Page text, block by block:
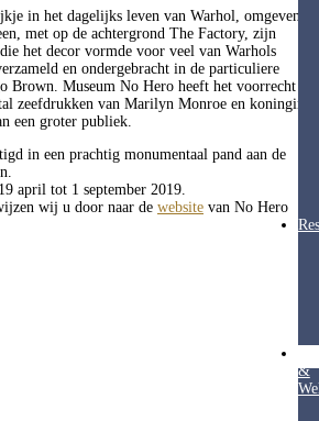
&
in het dagelijks leven van Warhol, omgeven
met op de achtergrond The Factory, zijn
het decor vormde voor veel van Warhols
en ondergebracht in de particuliere
Brown. Museum No Hero heeft het voorrecht
zeefdrukken van Marilyn Monroe en koningin
een groter publiek.
in een prachtig monumentaal pand aan de
april tot 1 september 2019.
wij u door naar de website van No Hero